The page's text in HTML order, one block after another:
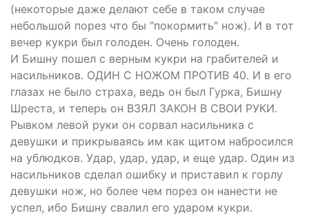
(некоторые даже делают себе в таком случае
небольшой порез что бы "покормить" нож). И в тот
вечер кукри был голоден. Очень голоден.
И Бишну пошел с верным кукри на грабителей и
насильников. ОДИН С НОЖОМ ПРОТИВ 40. И в его
глазах не было страха, ведь он был Гурка, Бишну
Шреста, и теперь он ВЗЯЛ ЗАКОН В СВОИ РУКИ.
Рывком левой руки он сорвал насильника с
девушки и прикрываясь им как щитом набросился
на ублюдков. Удар, удар, удар, и еще удар. Один из
насильников сделал ошибку и приставил к горлу
девушки нож, но более чем порез он нанести не
успел, ибо Бишну свалил его ударом кукри.